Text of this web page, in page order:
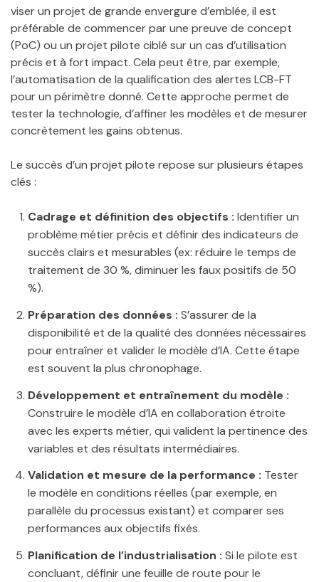
viser un projet de grande envergure d’emblée, il est
préférable de commencer par une preuve de concept
(PoC) ou un projet pilote ciblé sur un cas d’utilisation
précis et à fort impact. Cela peut être, par exemple,
l’automatisation de la qualification des alertes LCB-FT
pour un périmètre donné. Cette approche permet de
tester la technologie, d’affiner les modèles et de mesurer
concrètement les gains obtenus.
Le succès d’un projet pilote repose sur plusieurs étapes
clés :
Cadrage et définition des objectifs : Identifier un
problème métier précis et définir des indicateurs de
succès clairs et mesurables (ex: réduire le temps de
traitement de 30 %, diminuer les faux positifs de 50
%).
Préparation des données : S’assurer de la
disponibilité et de la qualité des données nécessaires
pour entraîner et valider le modèle d’IA. Cette étape
est souvent la plus chronophage.
Développement et entraînement du modèle :
Construire le modèle d’IA en collaboration étroite
avec les experts métier, qui valident la pertinence des
variables et des résultats intermédiaires.
Validation et mesure de la performance : Tester
le modèle en conditions réelles (par exemple, en
parallèle du processus existant) et comparer ses
performances aux objectifs fixés.
Planification de l’industrialisation : Si le pilote est
concluant, définir une feuille de route pour le